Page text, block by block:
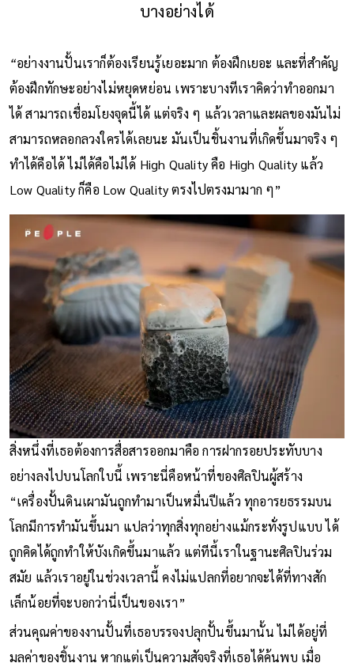
บางอย่างได้
“อย่างงานปั้นเราก็ต้องเรียนรู้เยอะมาก ต้องฝึกเยอะ และที่สำคัญ
ต้องฝึกทักษะอย่างไม่หยุดหย่อน เพราะบางทีเราคิดว่าทำออกมา
ได้ สามารถเชื่อมโยงจุดนี้ได้ แต่จริง ๆ แล้วเวลาและผลของมันไม่
สามารถหลอกลวงใครได้เลยนะ มันเป็นชิ้นงานที่เกิดขึ้นมาจริง ๆ
ทำได้คือได้ ไม่ได้คือไม่ได้ High Quality คือ High Quality แล้ว
Low Quality ก็คือ Low Quality ตรงไปตรงมามาก ๆ”
สิ่งหนึ่งที่เธอต้องการสื่อสารออกมาคือ การฝากรอยประทับบาง
อย่างลงไปบนโลกใบนี้ เพราะนี่คือหน้าที่ของศิลปินผู้สร้าง
“เครื่องปั้นดินเผามันถูกทำมาเป็นหมื่นปีแล้ว ทุกอารยธรรมบน
โลกมีการทำมันขึ้นมา แปลว่าทุกสิ่งทุกอย่างแม้กระทั่งรูปแบบ ได้
ถูกคิดได้ถูกทำให้บังเกิดขึ้นมาแล้ว แต่ทีนี้เราในฐานะศิลปินร่วม
สมัย แล้วเราอยู่ในช่วงเวลานี้ คงไม่แปลกที่อยากจะได้ที่ทางสัก
เล็กน้อยที่จะบอกว่านี่เป็นของเรา”
ส่วนคุณค่าของงานปั้นที่เธอบรรจงปลุกปั้นขึ้นมานั้น ไม่ได้อยู่ที่
มูลค่าของชิ้นงาน หากแต่เป็นความสัจจริงที่เธอได้ค้นพบ เมื่อ